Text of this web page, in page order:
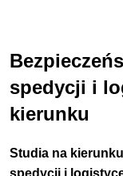
spedycji i
kierunku
Studia na
spedycji i